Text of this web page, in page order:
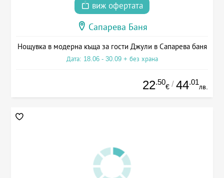
виж офертата
Сапарева Баня
Нощувка в модерна къща за гости Джули в Сапарева баня
Дата: 18.06 - 30.09 + без храна
22.50
€ / 44.01
лв.